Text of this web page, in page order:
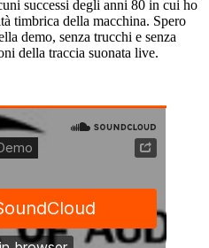
successi degli anni 80 in cui ho
timbrica della macchina. Spero
demo, senza trucchi e senza
della traccia suonata live.